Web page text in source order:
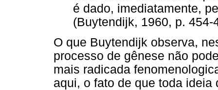
é dado, imediatamente,
(Buytendijk, 1960, p. 454-
O que Buytendijk observa,
processo de gênese não
mais radicada
aqui, o fato de que toda